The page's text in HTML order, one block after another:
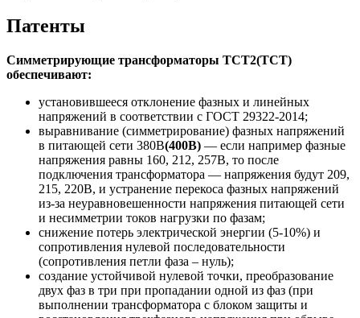
Патенты
Симметрирующие трансформаторы ТСТ2(ТСТ)
обеспечивают:
установившееся отклонение фазных и линейных
напряжений в соответствии с ГОСТ 29322-2014;
выравнивание (симметрирование) фазных напряжений
в питающей сети 380В(400В) — если например фазные
напряжения равны 160, 212, 257В, то после
подключения трансформатора — напряжения будут 209,
215, 220В, и устранение перекоса фазных напряжений
из-за неуравновешенности напряжения питающей сети
и несимметрии токов нагрузки по фазам;
снижение потерь электрической энергии (5-10%) и
сопротивления нулевой последовательности
(сопротивления петли фаза – нуль);
создание устойчивой нулевой точки, преобразование
двух фаз в три при пропадании одной из фаз (при
выполнении трансформатора с блоком защиты и